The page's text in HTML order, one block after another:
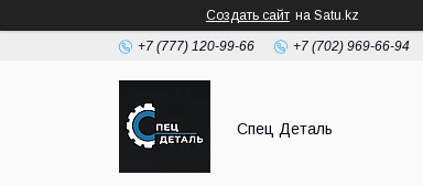
Создать сайт на Satu.kz
+7 (777) 120-99-66 +7 (702) 969-66-94
Спец Деталь